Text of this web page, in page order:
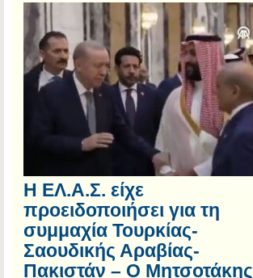
Η ΕΛ.Α.Σ. είχε
προειδοποιήσει για τη
συμμαχία Τουρκίας-
Σαουδικής Αραβίας-
Πακιστάν – Ο Μητσοτάκης